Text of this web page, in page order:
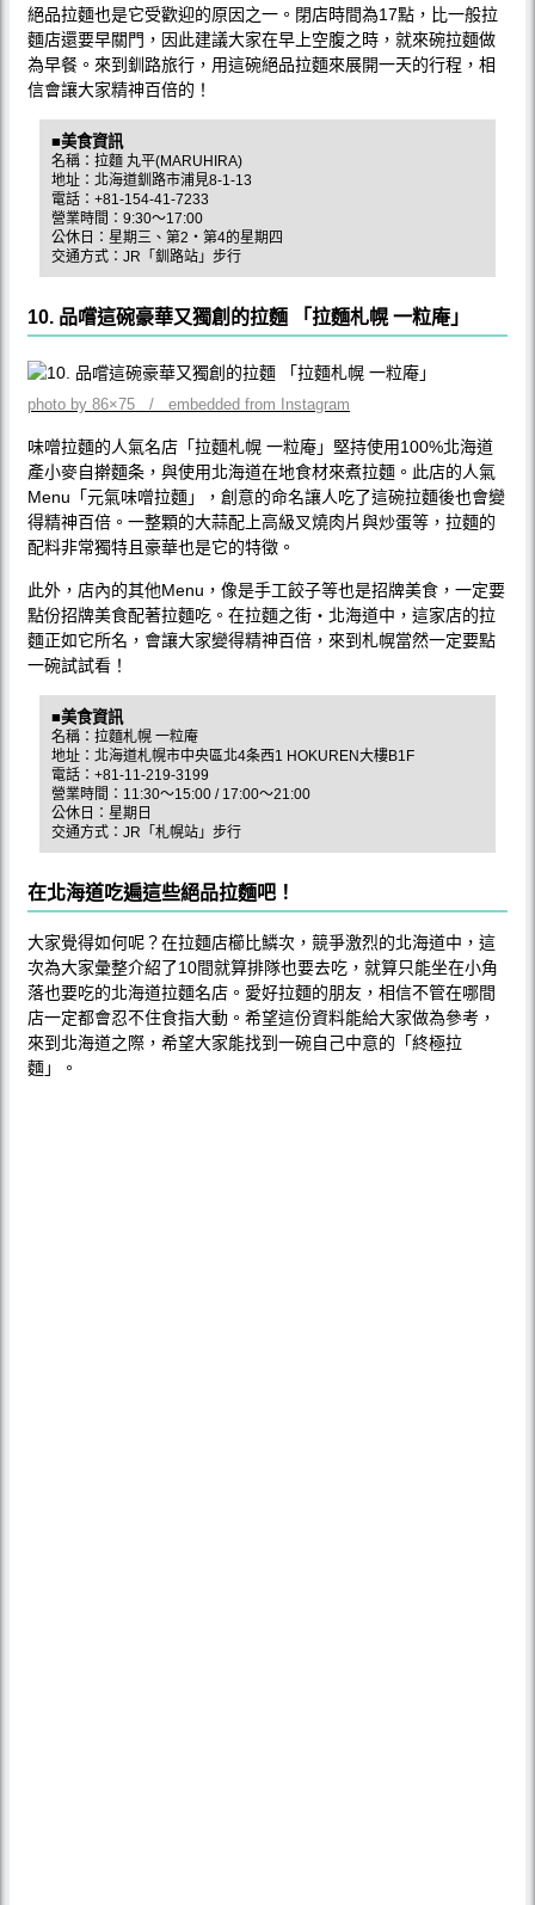
絕品拉麵也是它受歡迎的原因之一。閉店時間為17點，比一般拉
麵店還要早關門，因此建議大家在早上空腹之時，就來碗拉麵做
為早餐。來到釧路旅行，用這碗絕品拉麵來展開一天的行程，相
信會讓大家精神百倍的！
■美食資訊
名稱：拉麵 丸平(MARUHIRA)
地址：北海道釧路市浦見8-1-13
電話：+81-154-41-7233
營業時間：9:30〜17:00
公休日：星期三、第2‧第4的星期四
交通方式：JR「釧路站」步行
10. 品嚐這碗豪華又獨創的拉麵 「拉麵札幌 一粒庵」
photo by 86×75 / embedded from Instagram
味噌拉麵的人氣名店「拉麵札幌 一粒庵」堅持使用100%北海道
產小麥自擀麵条，與使用北海道在地食材來煮拉麵。此店的人氣
Menu「元氣味噌拉麵」，創意的命名讓人吃了這碗拉麵後也會變
得精神百倍。一整顆的大蒜配上高級叉燒肉片與炒蛋等，拉麵的
配料非常獨特且豪華也是它的特徵。
此外，店內的其他Menu，像是手工餃子等也是招牌美食，一定要
點份招牌美食配著拉麵吃。在拉麵之街‧北海道中，這家店的拉
麵正如它所名，會讓大家變得精神百倍，來到札幌當然一定要點
一碗試試看！
■美食資訊
名稱：拉麵札幌 一粒庵
地址：北海道札幌市中央區北4条西1 HOKUREN大樓B1F
電話：+81-11-219-3199
營業時間：11:30〜15:00 / 17:00〜21:00
公休日：星期日
交通方式：JR「札幌站」步行
在北海道吃遍這些絕品拉麵吧！
大家覺得如何呢？在拉麵店櫛比鱗次，競爭激烈的北海道中，這
次為大家彙整介紹了10間就算排隊也要去吃，就算只能坐在小角
落也要吃的北海道拉麵名店。愛好拉麵的朋友，相信不管在哪間
店一定都會忍不住食指大動。希望這份資料能給大家做為參考，
來到北海道之際，希望大家能找到一碗自己中意的「終極拉
麵」。